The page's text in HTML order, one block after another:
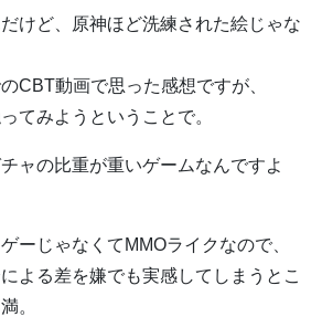
けど、原神ほど洗練された絵じゃな
CBT動画で思った感想ですが、
てみようということで。
ャの比重が重いゲームなんですよ
ーじゃなくてMMOライクなので、
よる差を嫌でも実感してしまうとこ
。